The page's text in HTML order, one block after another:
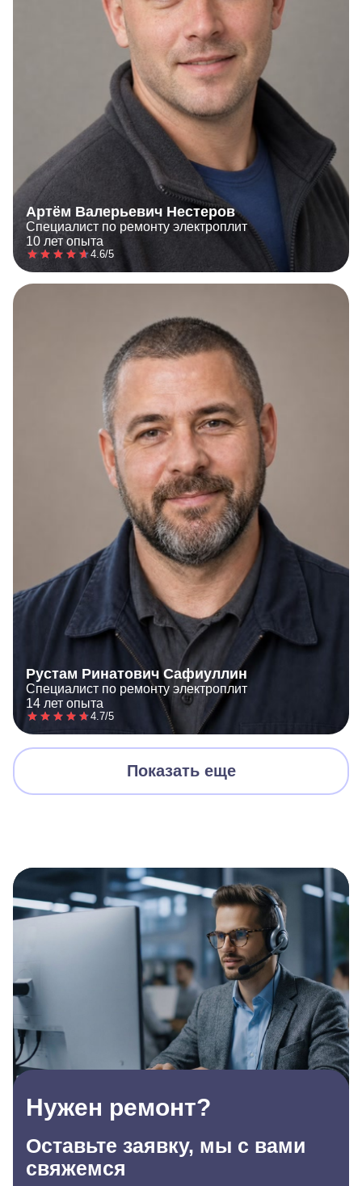
Артём Валерьевич Нестеров
Специалист по ремонту электроплит
10 лет опыта
4.6/5
Рустам Ринатович Сафиуллин
Специалист по ремонту электроплит
14 лет опыта
4.7/5
Показать еще
Нужен ремонт?
Оставьте заявку, мы с вами
свяжемся